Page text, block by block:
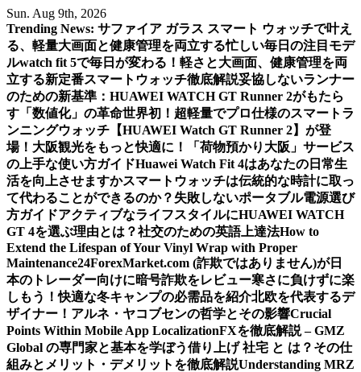
Skip
to
content
Sun. Aug 9th, 2026
Trending News: サファイア ガラス スマート ウォッチで叶え
る、軽量大画面と健康管理を両立する忙しい毎日の注目モデ
ルwatch fit 5で毎日が変わる！軽さと大画面、健康管理を両
立する新定番スマートウォッチ徹底解説妥協しないランナー
のための新基準：HUAWEI WATCH GT Runner 2がもたら
す「数値化」の革命世界初！超軽量でプロ仕様のスマートラ
ンニングウォッチ【HUAWEI Watch GT Runner 2】が登
場！ 大阪観光をもっと快適に！「荷物預かり大阪」サービス
の上手な使い方ガイドHuawei Watch Fit 4はあなたの日常生
活を向上させますかスマートウォッチは伝統的な時計に取っ
て代わることができるのか？ 失敗しないポータブル電源選び
方ガイドアクティブなライフスタイルにHUAWEI WATCH
GT 4を選ぶ理由とは？社交のための英語上達法How to
Extend the Lifespan of Your Vinyl Wrap with Proper
Maintenance24ForexMarket.com (詐欺ではありません)が日
本のトレーダー向けに暗号詐欺をレビュー寒さに負けずに楽
しもう！快適な冬キャンプの必需品を紹介北欧を代表するデ
ザイナー！アルネ・ヤコブセンの哲学とその影響Crucial
Points Within Mobile App LocalizationFXを徹底解説 – GMZ
Global の専門家と基本を学ぼう借り上げ 社宅 と は？その仕
組みとメリット・デメリットを徹底解説Understanding MRZ